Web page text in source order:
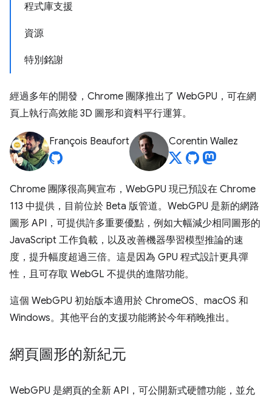
程式庫支援
資源
特別銘謝
經過多年的開發，Chrome 團隊推出了 WebGPU，可在網
頁上執行高效能 3D 圖形和資料平行運算。
François Beaufort Corentin Wallez
Chrome 團隊很高興宣布，WebGPU 現已預設在 Chrome
113 中提供，目前位於 Beta 版管道。WebGPU 是新的網路
圖形 API，可提供許多重要優點，例如大幅減少相同圖形的
JavaScript 工作負載，以及改善機器學習模型推論的速
度，提升幅度超過三倍。這是因為 GPU 程式設計更具彈
性，且可存取 WebGL 不提供的進階功能。
這個 WebGPU 初始版本適用於 ChromeOS、macOS 和
Windows。其他平台的支援功能將於今年稍晚推出。
網頁圖形的新紀元
WebGPU 是網頁的全新 API，可公開新式硬體功能，並允